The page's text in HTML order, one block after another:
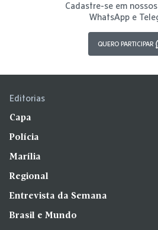
Cadastre-se em
WhatsApp e
QUERO PARTICIPAR
Editorias
Capa
Polícia
Marília
Regional
Entrevista da Semana
Brasil e Mundo